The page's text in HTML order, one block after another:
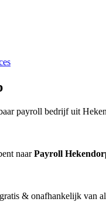
payroll bedrijf uit
naarPayroll
& onafhankelijk van